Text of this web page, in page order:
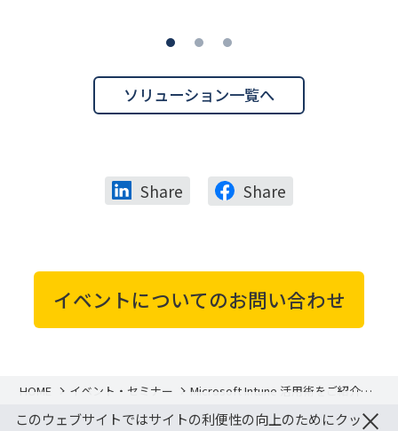
ソリューション一覧へ
Share Share
イベントについてのお問い合わせ
HOME イベント・セミナー Microsoft Intune 活用術をご紹介！
デバイス運用まで -
このウェブサイトではサイトの利便性の向上のためにクッ×